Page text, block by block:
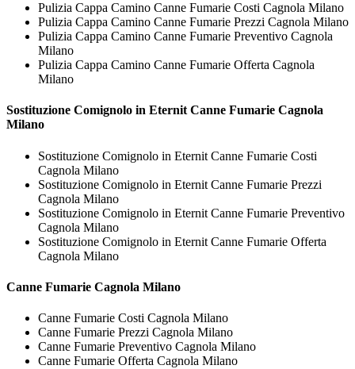
Pulizia Cappa Camino Canne Fumarie Costi Cagnola Milano
Pulizia Cappa Camino Canne Fumarie Prezzi Cagnola Milano
Pulizia Cappa Camino Canne Fumarie Preventivo Cagnola
Milano
Pulizia Cappa Camino Canne Fumarie Offerta Cagnola
Milano
Sostituzione Comignolo in Eternit Canne Fumarie Cagnola
Milano
Sostituzione Comignolo in Eternit Canne Fumarie Costi
Cagnola Milano
Sostituzione Comignolo in Eternit Canne Fumarie Prezzi
Cagnola Milano
Sostituzione Comignolo in Eternit Canne Fumarie Preventivo
Cagnola Milano
Sostituzione Comignolo in Eternit Canne Fumarie Offerta
Cagnola Milano
Canne Fumarie Cagnola Milano
Canne Fumarie Costi Cagnola Milano
Canne Fumarie Prezzi Cagnola Milano
Canne Fumarie Preventivo Cagnola Milano
Canne Fumarie Offerta Cagnola Milano